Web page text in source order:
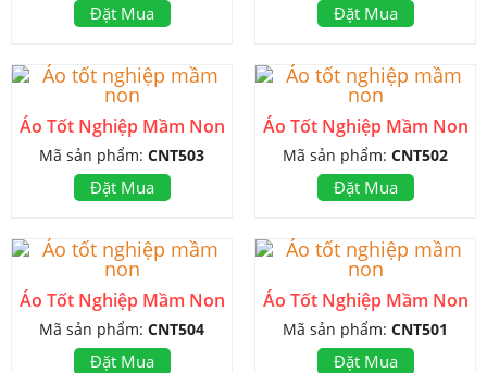
Đặt Mua Đặt Mua
Áo Tốt Nghiệp Mầm Non
Mã sản phẩm: CNT503
Đặt Mua
Áo Tốt Nghiệp Mầm Non
Mã sản phẩm: CNT502
Đặt Mua
Áo Tốt Nghiệp Mầm Non
Mã sản phẩm: CNT504
Đặt Mua
Áo Tốt Nghiệp Mầm Non
Mã sản phẩm: CNT501
Đặt Mua